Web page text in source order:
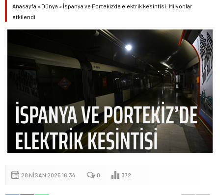
Anasayfa » Dünya » İspanya ve Portekiz’de elektrik kesintisi: Milyonlar
etkilendi
28 NISAN 2025 16:34 0 372